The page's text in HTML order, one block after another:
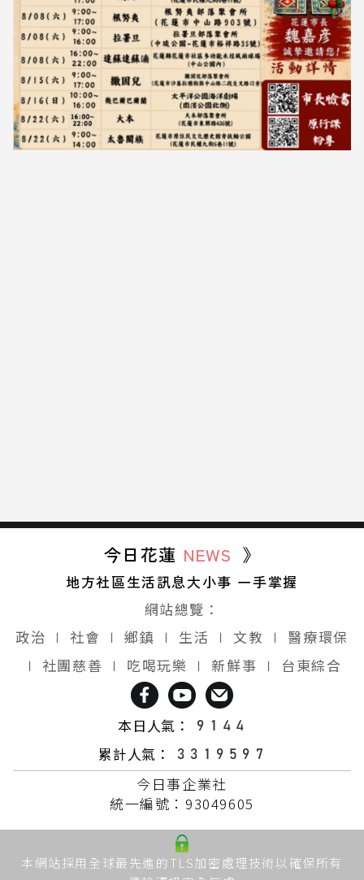
今日花蓮 NEWS 》
地方社區生活訊息大小事 一手掌握
網站總覽：
政治 ∣ 社會 ∣ 鄉鎮 ∣ 生活 ∣ 文教 ∣
醫療環保
∣ 社團慈善 ∣ 吃喝玩樂 ∣ 新鮮事 ∣ 台東綜合
本日人氣：
累計人氣：
今日事企業社
統一編號：93049605
本網站採用全球最先進的TLS加密處理技術以確保所有